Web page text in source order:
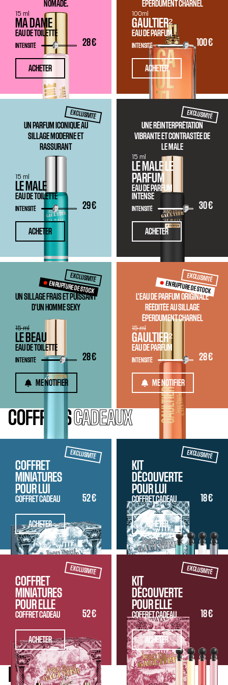
NOMADE.
MA DAME
EAU DE TOILETTE
28 €
INTENSITÉ
15 ml
ACHETER
ÉPERDUMENT CHARNEL
GAULTIER²
EAU DE PARFUM
100 €
INTENSITÉ
100ml
ACHETER
EXCLUSIVITÉ
UN PARFUM ICONIQUE AU
SILLAGE MODERNE ET
RASSURANT
LE MALE
EAU DE TOILETTE
29 €
INTENSITÉ
15 ml
ACHETER
EXCLUSIVITÉ
UNE RÉINTERPRÉTATION
VIBRANTE ET CONTRASTÉE DE
LE MALE
LE MALE LE
PARFUM
EAU DE PARFUM
INTENSE
30 €
INTENSITÉ
15 ml
ACHETER
EXCLUSIVITÉ
EN RUPTURE DE STOCK
UN SILLAGE FRAIS ET PUISSANT
D'UN HOMME SEXY
LE BEAU
EAU DE TOILETTE
28 €
INTENSITÉ
15 ml
ME NOTIFIER
EXCLUSIVITÉ
EN RUPTURE DE STOCK
L'EAU DE PARFUM ORIGINALE
RÉÉDITÉE AU SILLAGE
ÉPERDUMENT CHARNEL
GAULTIER²
EAU DE PARFUM
28 €
INTENSITÉ
15 ml
ME NOTIFIER
COFFRETSCADEAUX
EXCLUSIVITÉ
COFFRET
MINIATURES
POUR LUI
COFFRET CADEAU 52 €
ACHETER
EXCLUSIVITÉ
KIT
DÉCOUVERTE
POUR LUI
COFFRET CADEAU 18 €
ACHETER
EXCLUSIVITÉ
COFFRET
MINIATURES
POUR ELLE
COFFRET CADEAU 52 €
ACHETER
EXCLUSIVITÉ
KIT
DÉCOUVERTE
POUR ELLE
COFFRET CADEAU 18 €
ACHETER
BOUGIE